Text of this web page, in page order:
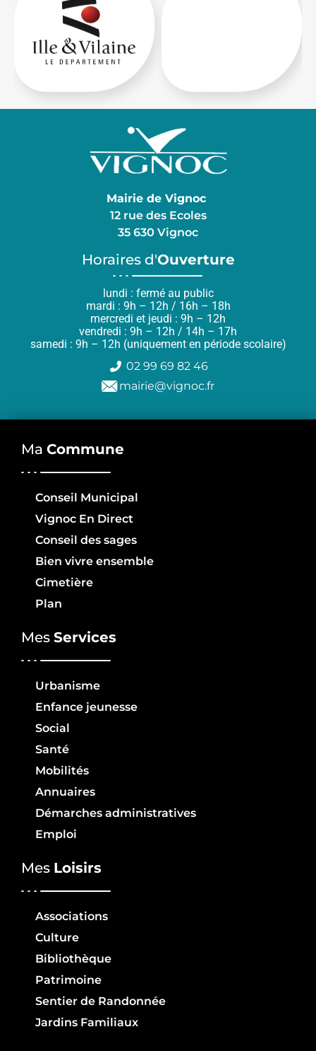
Mairie de Vignoc
12 rue des Ecoles
35 630 Vignoc
Horaires d'Ouverture
lundi : fermé au public
mardi : 9h – 12h / 16h – 18h
mercredi et jeudi : 9h – 12h
vendredi : 9h – 12h / 14h – 17h
samedi : 9h – 12h (uniquement en période scolaire)
02 99 69 82 46
mairie@vignoc.fr
Ma Commune
Conseil Municipal
Vignoc En Direct
Conseil des sages
Bien vivre ensemble
Cimetière
Plan
Mes Services
Urbanisme
Enfance jeunesse
Social
Santé
Mobilités
Annuaires
Démarches administratives
Emploi
Mes Loisirs
Associations
Culture
Bibliothèque
Patrimoine
Sentier de Randonnée
Jardins Familiaux